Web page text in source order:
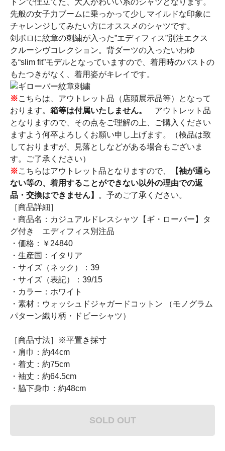
トンで仕立てた、大人かわいい系のシャツとなります。
先般の女子力ブームに乗っかって少しマイルドな印象に
チャレンジしてみたい方にオススメのシャツです。
剣ボロに紋章の刺繍が入った”エディフィス”別注エクス
クルーシヴコレクション。背ダーツの入ったいわゆ
る“slim fit”モデルとなっていますので、着用時のバストの
もたつきがなく、着用姿がキレイです。
※こちらは、アウトレット品（店頭展示品等）となって
おります。 箱等は付属いたしません。
アウトレット品
となりますので、その点をご理解の上、ご購入ください
ますよう何卒よろしくお願い申し上げます。（検品は致
しておりますが、見落としなどがある場合もございま
す。ご了承ください）
※こちらはアウトレット品となりますので、
【袖が通ら
ない等の、着用することができない以外の理由での返
品・交換はできません】
。予めご了承ください。
［商品詳細］
・商品名：カジュアルドレスシャツ【ギ・ローバー】タ
グ付き エディフィス別注品
・価格：￥24840
・生産国：イタリア
・サイズ（ネック）：39
・サイズ（表記）：39/15
・カラー：ホワイト
・素材：ウォッシュドジャガードコットン （モノグラム
パターン織り柄・ドビーシャツ）
［商品寸法］※平置き採寸
・肩巾：約44cm
・着丈：約75cm
・袖丈：約64.5cm
・脇下身巾：約48cm
SOLD OUT